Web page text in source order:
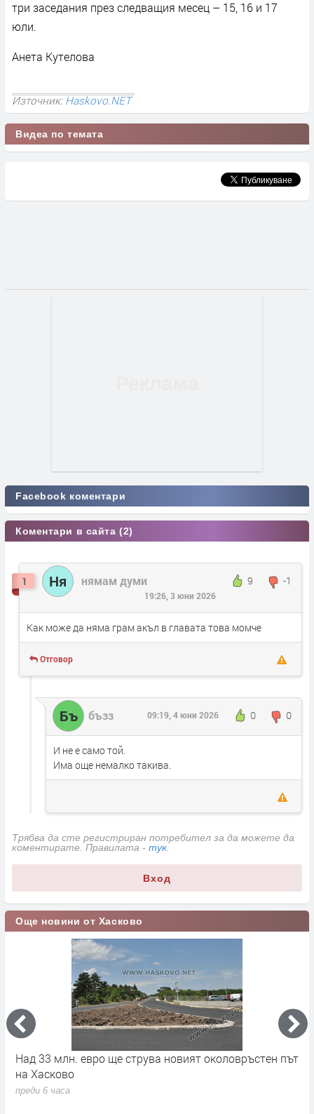
три заседания през следващия месец – 15, 16 и 17
юли.
Анета Кутелова
Източник:Haskovo.NET
Видеа по темата
Facebook коментари
Коментари в сайта (2)
1 Ня нямам думи 9 -1
19:26, 3 юни 2026
Как може да няма грам акъл в главата това момче
Отговор
Бъ бъзз 0 0
09:19, 4 юни 2026
И не е само той.
Има още немалко такива.
Трябва да сте регистриран потребител за да можете да
коментирате. Правилата - тук
Вход
Още новини от Хасково
Свиленград получава над 1,1 млн. евро за
почистване и укрепване на река Марица
преди 6 часа